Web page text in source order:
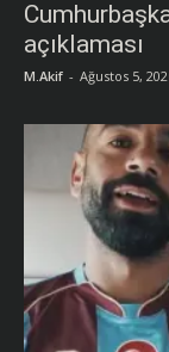
açıklaması
M.Akif - Ağustos 5,